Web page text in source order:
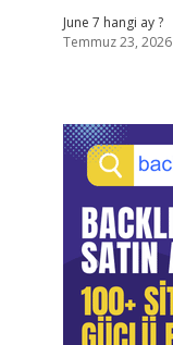
June 7 hangi ay ?
Temmuz 23, 2026